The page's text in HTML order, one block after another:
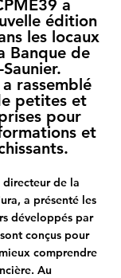
a
édition
les locaux
Banque de
rassemblé
petites et
pour
et
de la
a présenté les
développés par
conçus pour
comprendre
Au